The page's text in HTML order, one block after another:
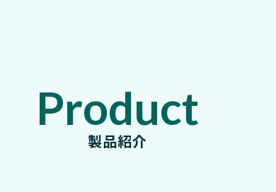
Product
製品紹介